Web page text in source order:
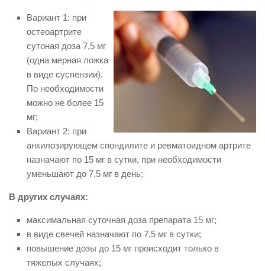
Вариант 1: при
остеоартрите
сутоная доза 7,5 мг
(одна мерная ложка
в виде суспензии).
По необходимости
можно не более 15
мг;
Вариант 2: при
анкилозирующем спондилите и ревматоидном артрите
назначают по 15 мг в сутки, при необходимости
уменьшают до 7,5 мг в день;
В других случаях:
максимальная суточная доза препарата 15 мг;
в виде свечей назначают по 7,5 мг в сутки;
повышение дозы до 15 мг происходит только в
тяжелых случаях;